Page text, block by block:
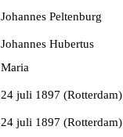
Johannes Peltenburg
Johannes Hubertus
Maria
24 juli 1897 (Rotterdam)
24 juli 1897 (Rotterdam)